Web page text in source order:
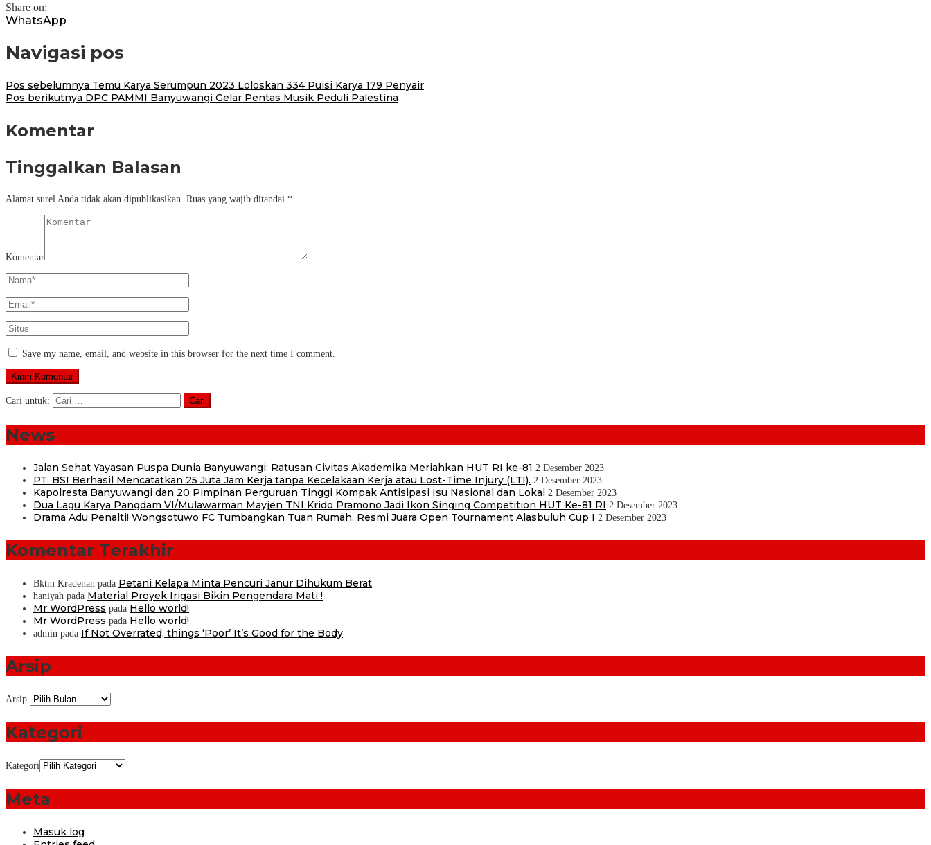
Share on:
WhatsApp
Navigasi pos
Pos sebelumnya Temu Karya Serumpun 2023 Loloskan 334 Puisi Karya 179 Penyair
Pos berikutnya DPC PAMMI Banyuwangi Gelar Pentas Musik Peduli Palestina
Komentar
Tinggalkan Balasan
Alamat surel Anda tidak akan dipublikasikan. Ruas yang wajib ditandai *
Komentar
Save my name, email, and website in this browser for the next time I comment.
Cari untuk:
News
Jalan Sehat Yayasan Puspa Dunia Banyuwangi: Ratusan Civitas Akademika Meriahkan HUT RI ke-81 2 Desember 2023
PT. BSI Berhasil Mencatatkan 25 Juta Jam Kerja tanpa Kecelakaan Kerja atau Lost-Time Injury (LTI). 2 Desember 2023
Kapolresta Banyuwangi dan 20 Pimpinan Perguruan Tinggi Kompak Antisipasi Isu Nasional dan Lokal 2 Desember 2023
Dua Lagu Karya Pangdam VI/Mulawarman Mayjen TNI Krido Pramono Jadi Ikon Singing Competition HUT Ke-81 RI 2 Desember 2023
Drama Adu Penalti! Wongsotuwo FC Tumbangkan Tuan Rumah, Resmi Juara Open Tournament Alasbuluh Cup I 2 Desember 2023
Komentar Terakhir
Bktm Kradenan pada Petani Kelapa Minta Pencuri Janur Dihukum Berat
haniyah pada Material Proyek Irigasi Bikin Pengendara Mati !
Mr WordPress pada Hello world!
Mr WordPress pada Hello world!
admin pada If Not Overrated, things ‘Poor’ It’s Good for the Body
Arsip
Arsip
Kategori
Kategori
Meta
Masuk log